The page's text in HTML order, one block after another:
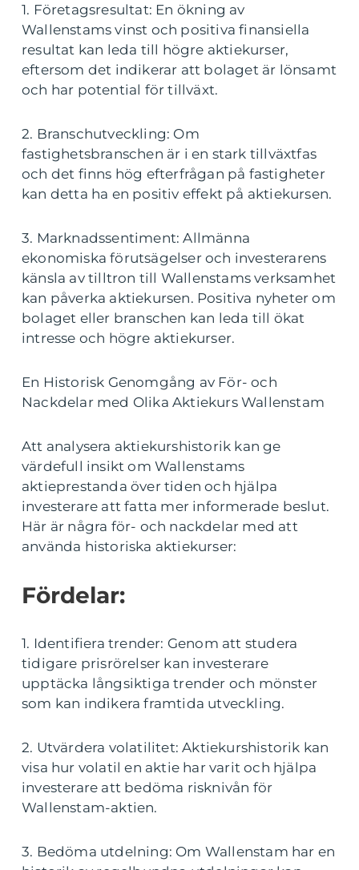
1. Företagsresultat: En ökning av
Wallenstams vinst och positiva finansiella
resultat kan leda till högre aktiekurser,
eftersom det indikerar att bolaget är lönsamt
och har potential för tillväxt.
2. Branschutveckling: Om
fastighetsbranschen är i en stark tillväxtfas
och det finns hög efterfrågan på fastigheter
kan detta ha en positiv effekt på aktiekursen.
3. Marknadssentiment: Allmänna
ekonomiska förutsägelser och investerarens
känsla av tilltron till Wallenstams verksamhet
kan påverka aktiekursen. Positiva nyheter om
bolaget eller branschen kan leda till ökat
intresse och högre aktiekurser.
En Historisk Genomgång av För- och
Nackdelar med Olika Aktiekurs Wallenstam
Att analysera aktiekurshistorik kan ge
värdefull insikt om Wallenstams
aktieprestanda över tiden och hjälpa
investerare att fatta mer informerade beslut.
Här är några för- och nackdelar med att
använda historiska aktiekurser:
Fördelar:
1. Identifiera trender: Genom att studera
tidigare prisrörelser kan investerare
upptäcka långsiktiga trender och mönster
som kan indikera framtida utveckling.
2. Utvärdera volatilitet: Aktiekurshistorik kan
visa hur volatil en aktie har varit och hjälpa
investerare att bedöma risknivån för
Wallenstam-aktien.
3. Bedöma utdelning: Om Wallenstam har en